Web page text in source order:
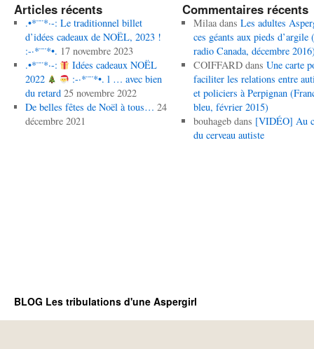
Articles récents
.•*¨¨*·-: Le traditionnel billet
d’idées cadeaux de NOËL, 2023 !
:-·*¨¨*•. 17 novembre 2023
.•*¨¨*·-:
Idées cadeaux NOËL
2022
:-·*¨¨*•. l … avec bien
du retard 25 novembre 2022
De belles fêtes de Noël à tous… 24
décembre 2021
Commentaires récents
Milaadans Les adultes
ces géants aux pieds d’argile
radio Canada, décembre
COIFFARDdans Une carte
faciliter les relations entre
et policiers à Perpignan
bleu, février 2015)
bouhagebdans [VIDÉO] Au
du cerveau autiste
BLOG Les tribulations d'une Aspergirl